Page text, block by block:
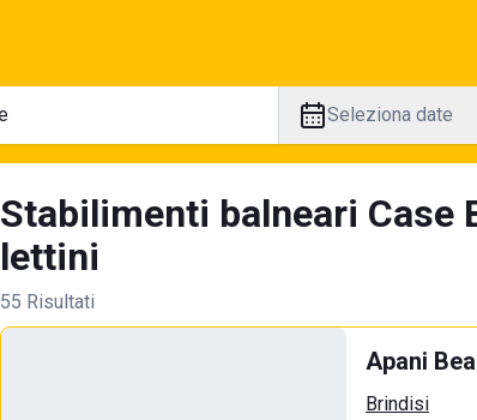
Seleziona date
Stabilimenti balneari Case
lettini
55 Risultati
Apani
Brindisi